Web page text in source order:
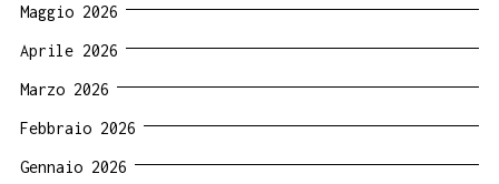
Maggio 2026
Aprile 2026
Marzo 2026
Febbraio 2026
Gennaio 2026